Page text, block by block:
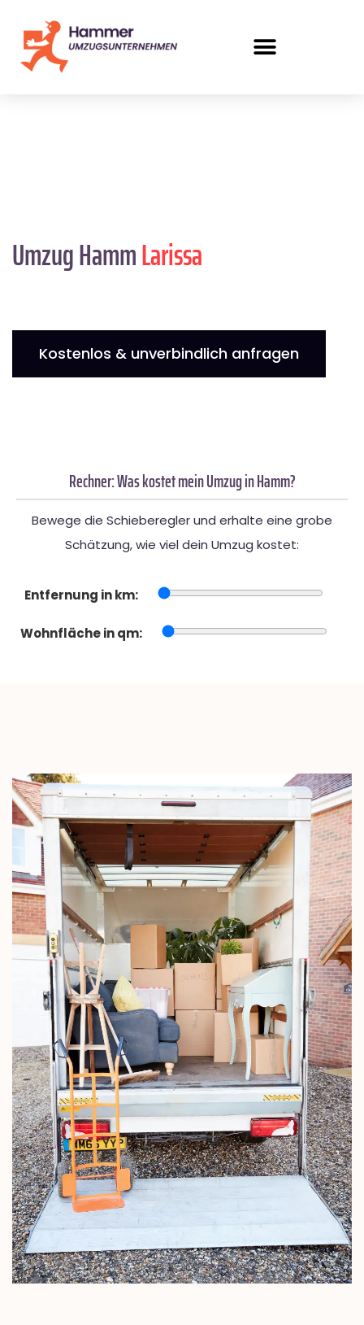
Umzug HammLarissa
Kostenlos & unverbindlich anfragen
Rechner: Was kostet mein Umzug in Hamm?
Bewege die Schieberegler und erhalte eine grobe
Schätzung, wie viel dein Umzug kostet:
Entfernung in km:
Wohnfläche in qm: